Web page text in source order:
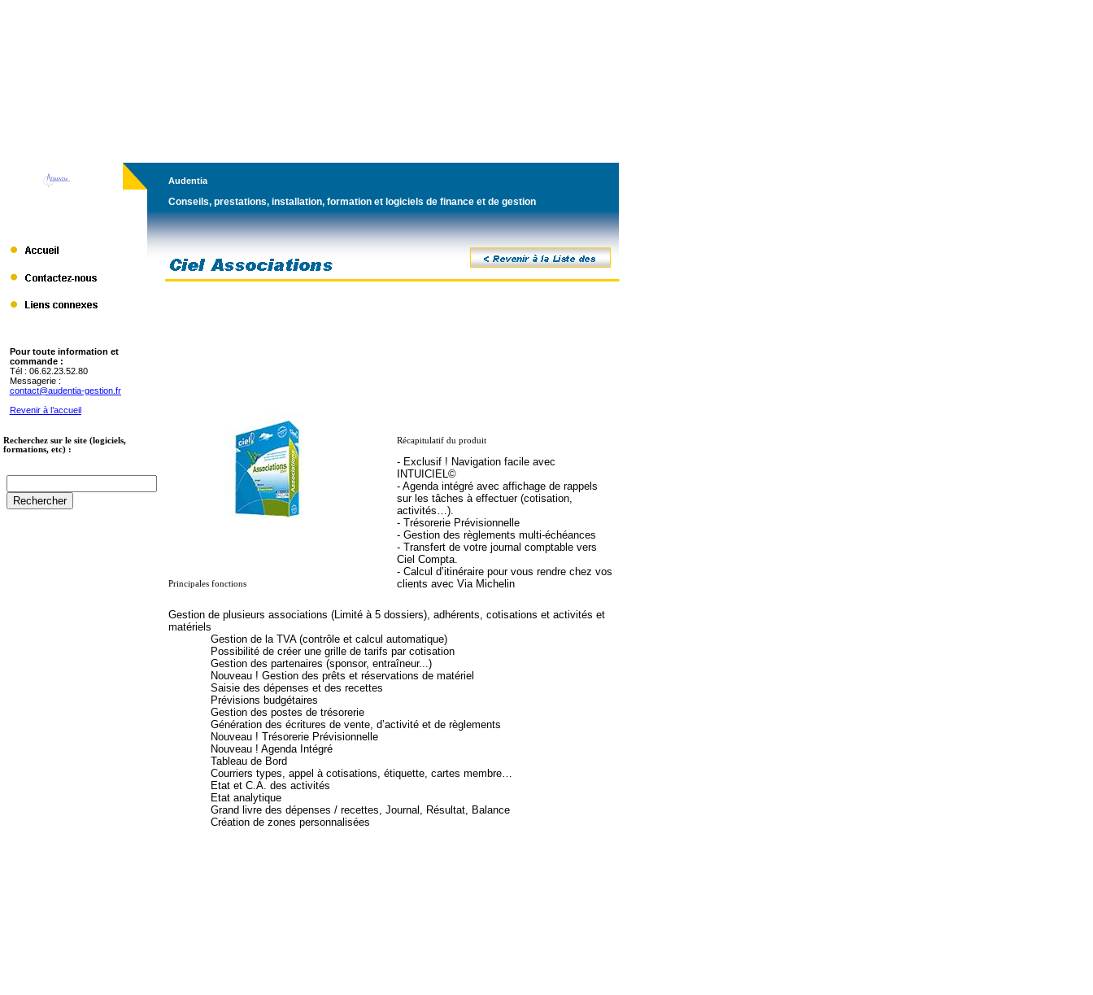
- Exclusif ! Navigation facile avec
INTUICIEL©
- Agenda intégré avec affichage de rappels
sur les tâches à effectuer (cotisation,
activités…).
- Trésorerie Prévisionnelle
- Gestion des règlements multi-échéances
- Transfert de votre journal comptable vers
Ciel Compta.
- Calcul d’itinéraire pour vous rendre chez vos
clients avec Via Michelin
Tél : 06.62.23.52.80
Messagerie :
contact@audentia-gestion.fr
Revenir à l’accueil
Pour toute information et
commande :
Recherchez sur le site (logiciels,
formations, etc) :
Audentia
Conseils, prestations, installation, formation et logiciels de finance et de gestion
Récapitulatif du produit
Gestion de plusieurs associations (Limité à 5 dossiers), adhérents, cotisations et activités et
matériels
Gestion de la TVA (contrôle et calcul automatique)
Possibilité de créer une grille de tarifs par cotisation
Gestion des partenaires (sponsor, entraîneur...)
Nouveau ! Gestion des prêts et réservations de matériel
Saisie des dépenses et des recettes
Prévisions budgétaires
Gestion des postes de trésorerie
Génération des écritures de vente, d’activité et de règlements
Nouveau ! Trésorerie Prévisionnelle
Nouveau ! Agenda Intégré
Tableau de Bord
Courriers types, appel à cotisations, étiquette, cartes membre…
Etat et C.A. des activités
Etat analytique
Grand livre des dépenses / recettes, Journal, Résultat, Balance
Création de zones personnalisées
Principales fonctions